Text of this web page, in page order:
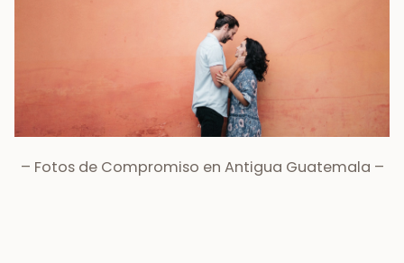
– Fotos de Compromiso en Antigua Guatemala –